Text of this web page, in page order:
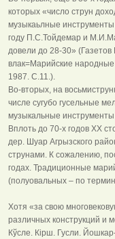
которых «число струн
музыкаьлные
году П.С.Тойдемар и
довели до 28-30»
влак=Марийские
1987. С.11.).
Во-вторых, на
числе сугубо гусельные
музыкальные
Вплоть до 70-х годов XX
дер. Шуар Агрызского
струнами. К сожалению,
годах. Традиционные
(полуовальных – по
Хотя «за свою
различных конструкций и
Кўсле. Кірш. Гусли.